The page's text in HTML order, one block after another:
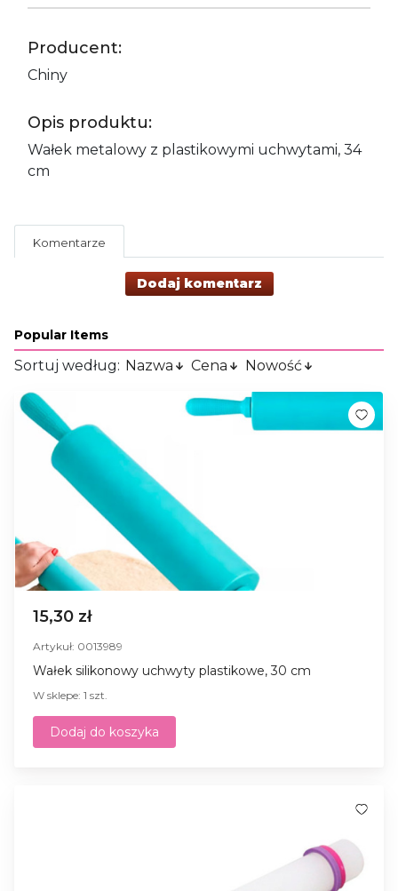
Producent:
Chiny
Opis produktu:
Wałek metalowy z plastikowymi uchwytami, 34
cm
Komentarze
Dodaj komentarz
Popular Items
Sortuj według: Nazwa Cena Nowość
15,30 zł
Artykuł: 0013989
Wałek silikonowy uchwyty plastikowe, 30 cm
W sklepe: 1 szt.
Dodaj do koszyka